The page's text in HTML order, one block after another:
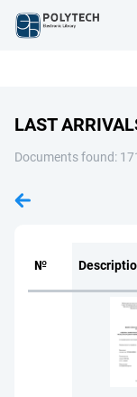
LAST
Documents found:
№